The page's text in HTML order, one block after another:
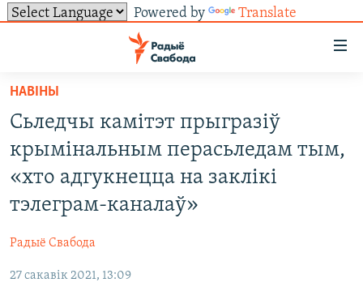
Powered by Translate
ўнівэрсальнага
доступу
Перайсьці
да
галоўнага
зьместу
да
галоўнай
Перайсьці
ВАЙНА
ТОЛЬКІ НА СВАБОДЗЕ
КНІГІ
СУВЯЗЬ
FACEBOOK
САЧЫЦЕ ЗА АБНАЎЛЕНЬНЯМІ
НАВІНЫ
Сьледчы камітэт прыгразіў
крымінальным перасьледам тым,
«хто адгукнецца на заклікі
тэлеграм-каналаў»
Радыё Свабода
27 сакавік 2021, 13:09